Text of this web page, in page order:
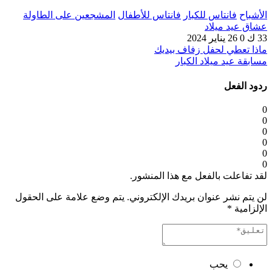
الأشباح فانتاس للكبار فانتاس للأطفال المشجعين على الطاولة
عشاق عيد ميلاد
33 ك
0 26 يناير 2024
ماذا تعطي لحفل زفاف بيديك
مسابقة عيد ميلاد الكبار
ردود الفعل
0
0
0
0
0
0
لقد تفاعلت بالفعل مع هذا المنشور.
لن يتم نشر عنوان بريدك الإلكتروني. يتم وضع علامة على الحقول
الإلزامية *
يحب